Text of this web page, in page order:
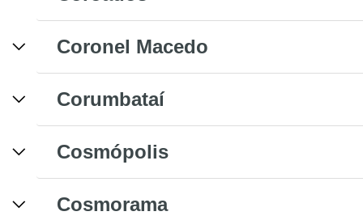
Coronel Macedo
Corumbataí
Cosmópolis
Cosmorama